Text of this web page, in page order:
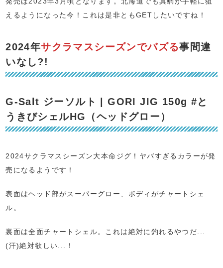
えるようになった今！これは是非ともGETしたいですね！
2024年サクラマスシーズンでバズる事間違
いなし?!
G-Salt ジーソルト | GORI JIG 150g #と
うきびシェルHG（ヘッドグロー）
2024サクラマスシーズン大本命ジグ！ヤバすぎるカラーが発
売になるようです！
表面はヘッド部がスーパーグロー、ボディがチャートシェ
ル。
裏面は全面チャートシェル。これは絶対に釣れるやつだ...
(汗)絶対欲しい...！